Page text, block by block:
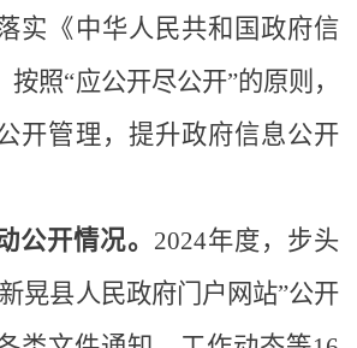
实《中华人民共和国政府信
照“应公开尽公开”的原则，
开管理，提升政府信息公开
公开情况。 2024年度， 步头
晃县人民政府门户网站”公开